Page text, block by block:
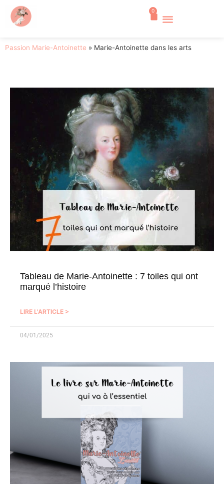
0
Passion Marie-Antoinette » Marie-Antoinette dans les arts
Tableau de Marie-Antoinette : 7 toiles qui ont
marqué l’histoire
LIRE L'ARTICLE >
04/01/2025